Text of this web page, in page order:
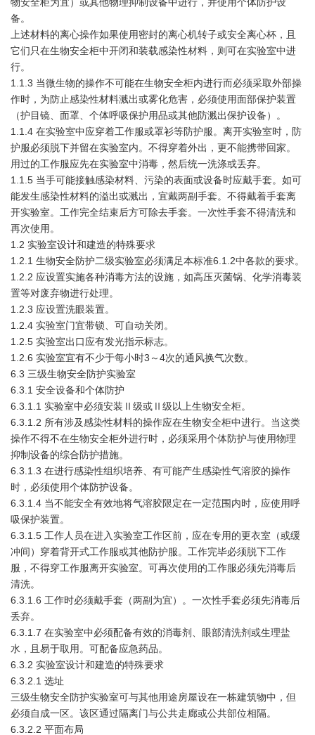
备。
上述材料的离心操作如果使用密封的离心机转子或安全离心杯，且
它们只在生物安全柜中开闭和装载感染性材料，则可在实验室中进
行。
1.1.3 当微生物的操作不可能在生物安全柜内进行而必须采取外部操
作时，为防止感染性材料溅出或雾化危害，必须使用面部保护装置
（护目镜、面罩、个体呼吸保护用品或其他防溅出保护设备）。
1.1.4 在实验室中应穿着工作服或罩衫等防护服。离开实验室时，防
护服必须脱下并留在实验室内。不得穿着外出，更不能携带回家。
用过的工作服应先在实验室中消毒，然后统一洗涤或丢弃。
1.1.5 当手可能接触感染材料、污染的表面或设备时应戴手套。如可
能发生感染性材料的溢出或溅出，宜戴两副手套。不得戴着手套离
开实验室。工作完全结束后方可除去手套。一次性手套不得清洗和
再次使用。
1.2 实验室设计和建造的特殊要求
1.2.1 生物安全防护二级实验室必须满足本标准6.1.2中各款的要求。
1.2.2 应设置实施各种消毒方法的设施，如高压灭菌锅、化学消毒装
置等对废弃物进行处理。
1.2.3 应设置洗眼装置。
1.2.4 实验室门宜带锁、可自动关闭。
1.2.5 实验室出口应有发光指示标志。
1.2.6 实验室宜有不少于每小时3～4次的通风换气次数。
6.3 三级生物安全防护实验室
6.3.1 安全设备和个体防护
6.3.1.1 实验室中必须安装Ⅱ级或Ⅱ级以上生物安全柜。
6.3.1.2 所有涉及感染性材料的操作应在生物安全柜中进行。当这类
操作不得不在生物安全柜外进行时，必须采用个体防护与使用物理
抑制设备的综合防护措施。
6.3.1.3 在进行感染性组织培养、有可能产生感染性气溶胶的操作
时，必须使用个体防护设备。
6.3.1.4 当不能安全有效地将气溶胶限定在一定范围内时，应使用呼
吸保护装置。
6.3.1.5 工作人员在进入实验室工作区前，应在专用的更衣室（或缓
冲间）穿着背开式工作服或其他防护服。工作完毕必须脱下工作
服，不得穿工作服离开实验室。可再次使用的工作服必须先消毒后
清洗。
6.3.1.6 工作时必须戴手套（两副为宜）。一次性手套必须先消毒后
丢弃。
6.3.1.7 在实验室中必须配备有效的消毒剂、眼部清洗剂或生理盐
水，且易于取用。可配备应急药品。
6.3.2 实验室设计和建造的特殊要求
6.3.2.1 选址
三级生物安全防护实验室可与其他用途房屋设在一栋建筑物中，但
必须自成一区。该区通过隔离门与公共走廊或公共部位相隔。
6.3.2.2 平面布局